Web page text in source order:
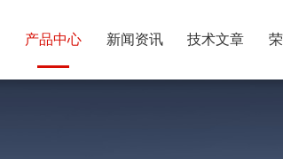
产品中心 新闻资讯 技术文章